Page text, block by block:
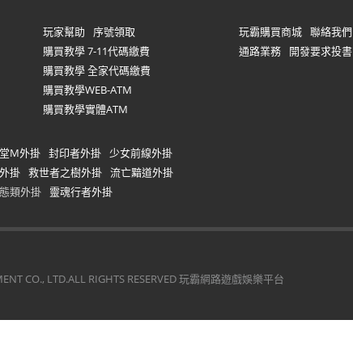
玩家幫助
序號領取
購買教學 7-11代碼繳費
購買教學 全家代碼繳費
購買教學WEB-ATM
購買教學實體ATM
玩霸購買商城 聯絡我們
通路業務
開發要求投書
M外掛 封印者外掛
少女前線外掛
掛 救世者之樹外掛 流亡黯道外掛
類外掛 靈魂行者外掛
CO., LTD.ALL RIGHTS RESERVED 玩霸網路遊戲娛樂平台